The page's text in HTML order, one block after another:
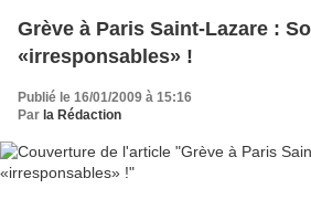
Grève à Paris Saint-Lazare :
«irresponsables» !
Publié le 16/01/2009 à 15:16
Par la Rédaction